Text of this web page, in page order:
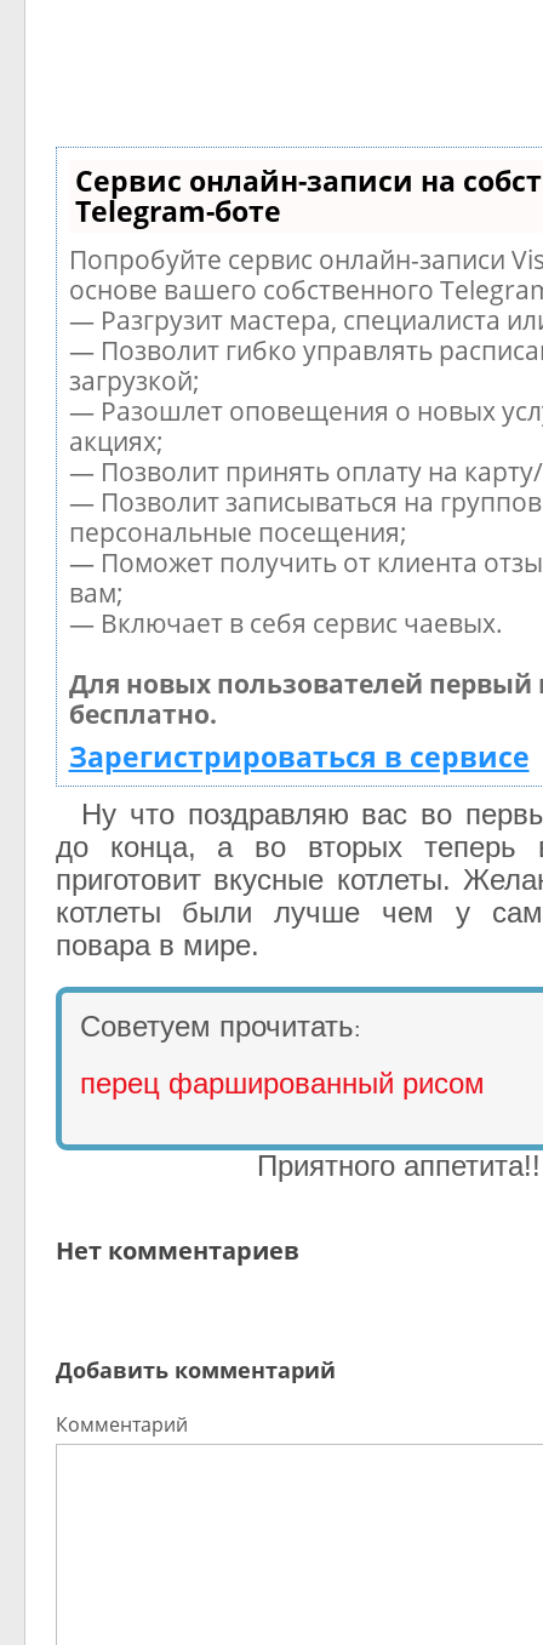
Сервис онлайн-записи на
Telegram-боте
Попробуйте сервис онлайн-записи
основе вашего собственного
— Разгрузит мастера, специалиста
— Позволит гибко управлять
загрузкой;
— Разошлет оповещения о новых
акциях;
— Позволит принять оплату на
— Позволит записываться на
персональные посещения;
— Поможет получить от клиента
вам;
— Включает в себя сервис чаевых.
Для новых пользователей первый
бесплатно.
Зарегистрироваться в сервисе
Ну что поздравляю вас во
до конца, а во вторых теперь
приготовит вкусные котлеты.
котлеты были лучше чем у
повара в мире.
Советуем прочитать:
перец фаршированный рисом
Приятного
Нет комментариев
Добавить комментарий
Комментарий